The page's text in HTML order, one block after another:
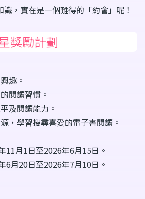
，實在是一個難得的「約會」呢！
獎勵計劃
趣。
閱讀習慣。
及閱讀能力。
，學習搜尋喜愛的電子書閱讀。
11月1日至2026年6月15日。
6月20日至2026年7月10日。